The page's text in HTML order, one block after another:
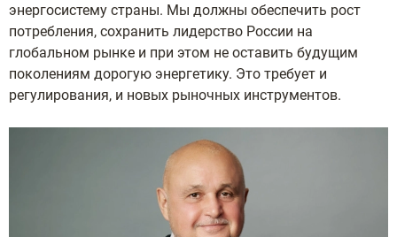
энергосистему страны. Мы должны обеспечить рост
потребления, сохранить лидерство России на
глобальном рынке и при этом не оставить будущим
поколениям дорогую энергетику. Это требует и
регулирования, и новых рыночных инструментов.